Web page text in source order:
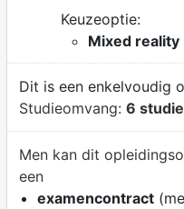
Keuzeoptie:
Mixed reality
Dit is een enkelvoudig
Studieomvang: 6
Men kan dit
een
examencontract